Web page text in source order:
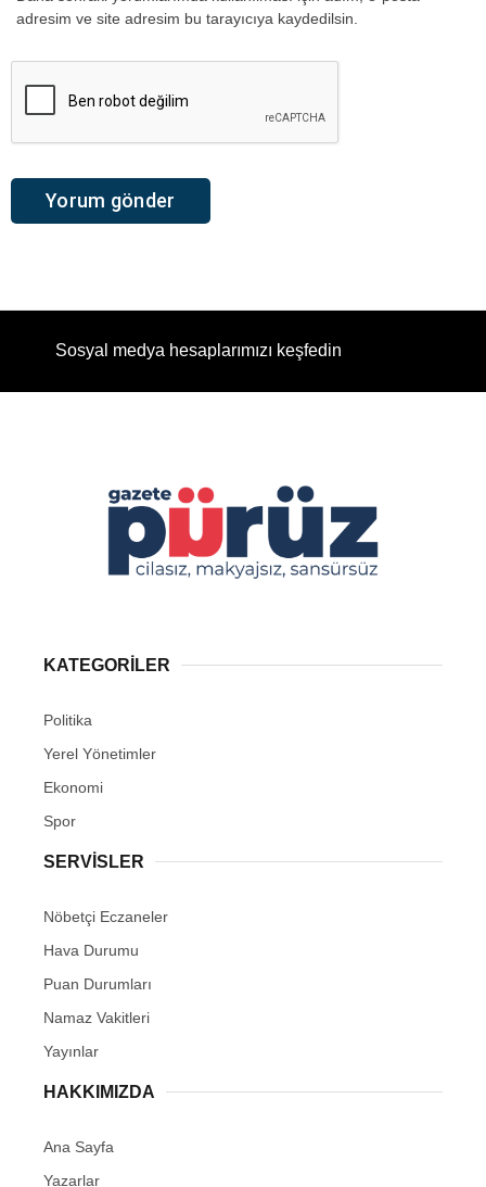
adresim ve site adresim bu tarayıcıya kaydedilsin.
Sosyal medya hesaplarımızı keşfedin
KATEGORİLER
Politika
Yerel Yönetimler
Ekonomi
Spor
SERVİSLER
Nöbetçi Eczaneler
Hava Durumu
Puan Durumları
Namaz Vakitleri
Yayınlar
HAKKIMIZDA
Ana Sayfa
Yazarlar